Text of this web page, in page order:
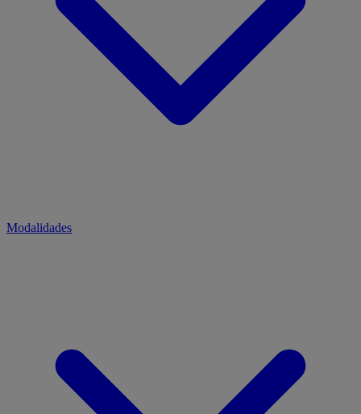
Modalidades